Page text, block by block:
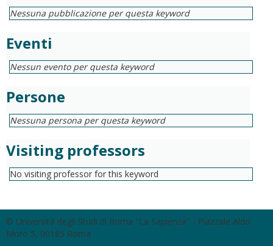
Nessuna pubblicazione per questa keyword
Eventi
Nessun evento per questa keyword
Persone
Nessuna persona per questa keyword
Visiting professors
No visiting professor for this keyword
© Università degli Studi di Roma "La Sapienza" - Piazzale Aldo
Moro 5, 00185 Roma